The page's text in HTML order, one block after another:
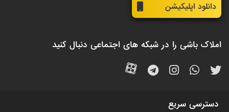
دانلود اپلیکیشن
املاک باشی را در شبکه های اجتماعی دنبال کنید
دسترسی سریع